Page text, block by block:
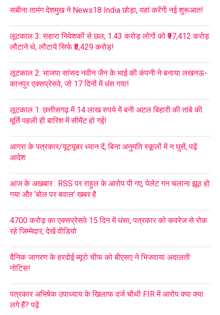
सबीना तामंग देशमुख ने News18 India छोड़ा, यहां करेंगी नई शुरूआत!
लूटकाल 3: सहारा निवेशकों से छल; 1.43 करोड़ लोगों को ₹97,412 करोड़
लौटाने थे, लौटाये सिर्फ ₹8,429 करोड़!
लूटकाल 2: भाजपा सांसद नवीन जैन के भाई की कंपनी ने बनाया लखनऊ-
कानपुर एक्सप्रेसवे, जो 17 दिनों में धंस गया!
लूटकाल 1: छत्तीसगढ़ में 14 लाख रुपये में बनी अटल बिहारी की तांबे की
मूर्ति पहली ही बारिश में सीमेंट हो गई!
आगरा के पत्रकार/यूट्यूबर ध्यान दें, बिना अनुमति स्कूलों में न घुसें, पढ़ें
आदेश
आज के अखबार : RSS पर राहुल के आरोप पी गए, पेलेट गन चलाना झूठ हो
गया और ‘बोल पर बवाल’ खबर है
4700 करोड़ का एक्सप्रेसवे 15 दिन में धंसा, पत्रकार को कवरेज से रोक
रहे जिम्मेदार, देखें वीडियो
दैनिक जागरण के हरदोई ब्यूरो चीफ को बीएसए ने भिजवाया अदालती
नोटिस!
पत्रकार अभिषेक उपाध्याय के खिलाफ दर्ज चौथी FIR में आरोप क्या क्या
लगे हैं? पढ़ें